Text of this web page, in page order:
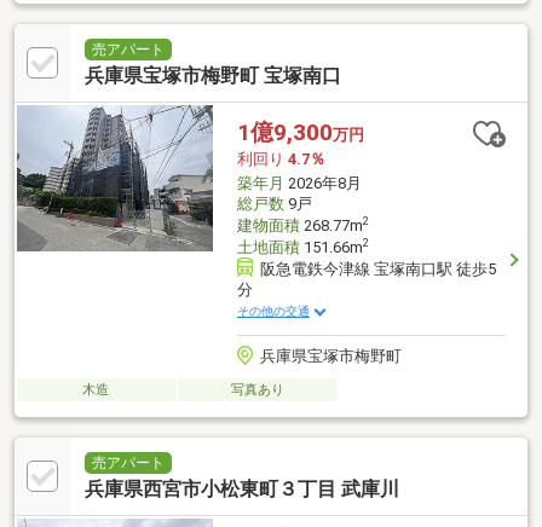
売アパート
兵庫県宝塚市梅野町 宝塚南口
1億9,300万円
利回り 4.7％
築年月 2026年8月
総戸数9戸
建物面積268.77m2
土地面積151.66m2
阪急電鉄今津線 宝塚南口駅 徒歩5
分
その他の交通
兵庫県宝塚市梅野町
木造 写真あり
売アパート
兵庫県西宮市小松東町３丁目 武庫川